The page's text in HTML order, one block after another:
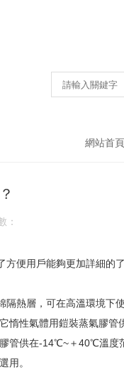
網站首頁
：
方便用戶能夠更加詳細的
，可在高溫環境下使用
它惰性氣體用鎧裝蒸氣膠
膠管供在-14℃~＋40℃溫度
。